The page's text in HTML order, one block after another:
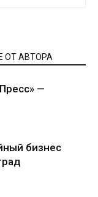
ОТ АВТОРА
—
бизнес